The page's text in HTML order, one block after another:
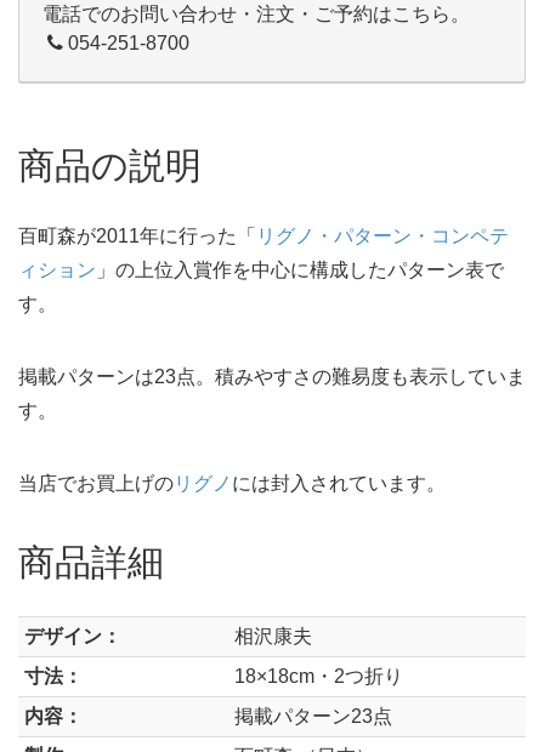
電話でのお問い合わせ・注文・ご予約はこちら。
054-251-8700
商品の説明
百町森が2011年に行った「 リグノ・パターン・コンペテ
ィション 」の上位入賞作を中心に構成したパターン表で
す。
掲載パターンは23点。積みやすさの難易度も表示していま
す。
当店でお買上げのリグノ には封入されています。
商品詳細
デザイン：
相沢康夫
寸法：
18×18cm・2つ折り
内容：
掲載パターン23点